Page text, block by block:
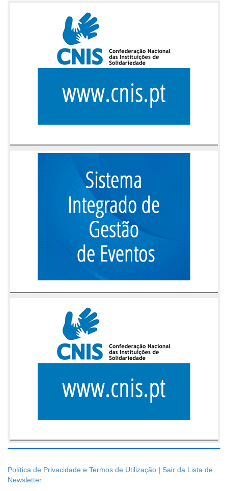
Política de Privacidade e Termos de Utilização | Sair da Lista de
Newsletter